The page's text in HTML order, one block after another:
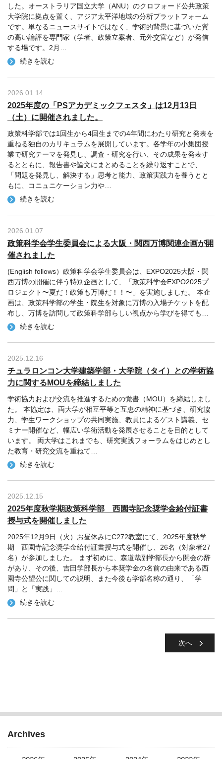
した。オーストラリア国立大学（ANU）のクロフォード公共政策
大学院に拠点を置く、アジア太平洋地域の分析プラットフォーム
です。単なるニュースサイトではなく、学術的背景に基づいた質
の高い論評を専門家（学者、政策立案者、元外交官など）が発信
する場です。2月
続きを読む
2026.01.14
2025年度の「PSアカデミックフェスタ」は12月13日
（土）に開催されました。
政策科学部では1回生から4回生までの4年間にわたり研究と発表を
重ねる独自のカリキュラムを展開しています。各学年の小集団授
業で研究テーマを発見し、調査・研究を行い、その成果を発表す
るとともに、報告書や論文にまとめることを繰り返すことで、
「問題を発見し、解決する」思考と能力、政策実践力を養うとと
もに、コニュニケーション力や
続きを読む
2026.01.07
政策科学会学生委員会による大阪・関西万博関連企画が開
催されました
(English follows）政策科学会学生委員会は、EXPO2025大阪・関
西万博の開催に伴う特別企画として、「政策科学会EXPO2025プ
ロジェクト〜夏だ！政策も万博だ！！〜」を実施しました。 本企
画は、政策科学部の学生・院生を対象に万博の入場チケットを配
布し、万博を訪問して政策科学部らしい視点から学びを得ても
続きを読む
2025.12.16
チュラロンコン大学建築学部・大学院（タイ）との学術協
力に関するMOUを締結しました
学術協力および交流を推進するための覚書（MOU）を締結しまし
た。 本協定は、両大学が相互平等と互恵の精神に基づき、研究協
力、学生ワークショップの共同実施、教員によるゲスト講義、セ
ミナー開催など、幅広い学術活動を発展させることを目的として
います。 両大学はこれまでも、研究実践フォーラムをはじめとし
た教育・研究交流を重ねて
続きを読む
2025.12.15
2025年度秋学期政策科学部 西園寺記念奨学金給付証書
授与式を開催しました
2025年12月9日（火）お昼休みにC272教室にて、2025年度秋学
期 西園寺記念奨学金給付証書授与式を開催し、26名（対象者27
名）が参加しました。 まず初めに、森道哉副学部長から開会の辞
があり、その後、吉田学部長から本奨学金の名前の由来である西
園寺公望公に関しての説明、また今後も学部名称の通り、「学
問」と「実践」
続きを読む
次へ
Archives